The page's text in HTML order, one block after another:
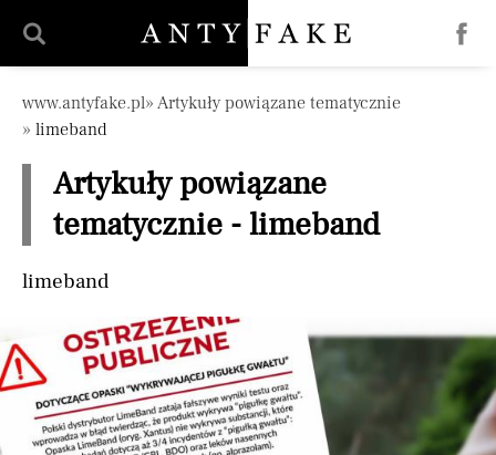
Pomiń nawigację
www.antyfake.pl Artykuły powiązane tematycznie
limeband
Artykuły powiązane
tematycznie - limeband
limeband